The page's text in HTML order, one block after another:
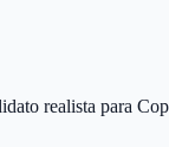
realista para